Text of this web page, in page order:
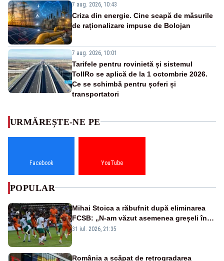
7 aug. 2026, 10:43
Criza din energie. Cine scapă de măsurile
de raționalizare impuse de Bolojan
7 aug. 2026, 10:01
Tarifele pentru rovinietă și sistemul
TollRo se aplică de la 1 octombrie 2026.
Ce se schimbă pentru șoferi și
transportatori
URMĂREȘTE-NE PE
Facebook YouTube
POPULAR
Mihai Stoica a răbufnit după eliminarea
FCSB: „N-am văzut asemenea greșeli în
190 de meciuri europene”
31 iul. 2026, 21:35
România a scăpat de retrogradarea